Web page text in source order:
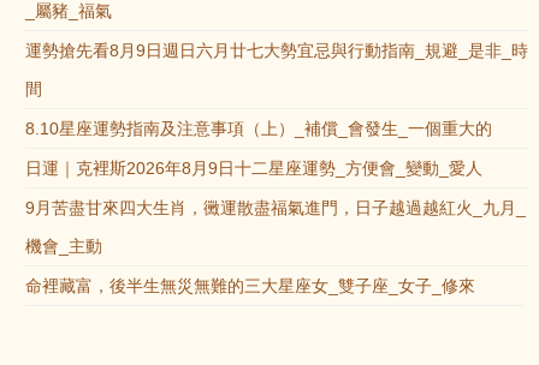
_屬豬_福氣
運勢搶先看8月9日週日六月廿七大勢宜忌與行動指南_規避_是非_時
間
8.10星座運勢指南及注意事項（上）_補償_會發生_一個重大的
日運｜克裡斯2026年8月9日十二星座運勢_方便會_變動_愛人
9月苦盡甘來四大生肖，黴運散盡福氣進門，日子越過越紅火_九月_
機會_主動
命裡藏富，後半生無災無難的三大星座女_雙子座_女子_修來